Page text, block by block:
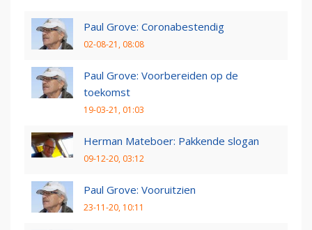
Paul Grove: Coronabestendig
02-08-21, 08:08
Paul Grove: Voorbereiden op de
toekomst
19-03-21, 01:03
Herman Mateboer: Pakkende slogan
09-12-20, 03:12
Paul Grove: Vooruitzien
23-11-20, 10:11